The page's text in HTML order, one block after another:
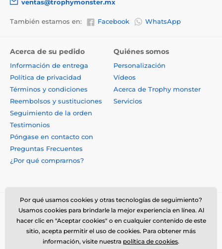
ventas@trophymonster.mx
También estamos en: Facebook WhatsApp
Acerca de su pedido
Información de entrega
Política de privacidad
Términos y condiciones
Reembolsos y sustituciones
Seguimiento de la orden
Testimonios
Póngase en contacto con
Preguntas Frecuentes
¿Por qué comprarnos?
Quiénes somos
Personalización
Vídeos
Acerca de Trophy monster
Servicios
Por qué usamos cookies y otras tecnologías de seguimiento?
Usamos cookies para brindarle la mejor experiencia en línea. Al
hacer clic en "Aceptar cookies" o en cualquier contenido de este
sitio, acepta permitir el uso de cookies. Para obtener más
información, visite nuestra política de cookies.